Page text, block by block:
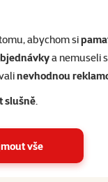
abychom si
a nemuseli
nevhodnou
slušně.
vše